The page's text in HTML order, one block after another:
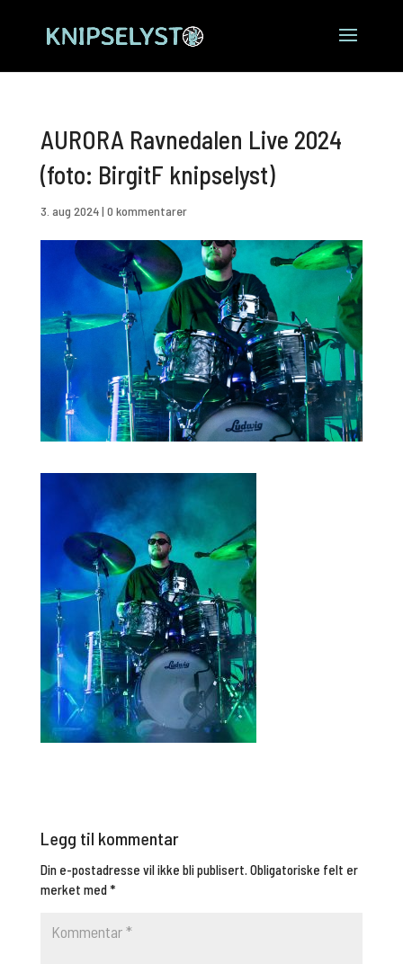
AURORA Ravnedalen Live 2024
(foto: BirgitF knipselyst)
3. aug 2024| 0 kommentarer
Legg til kommentar
Din e-postadresse vil ikke bli publisert. Obligatoriske felt er
merket med*